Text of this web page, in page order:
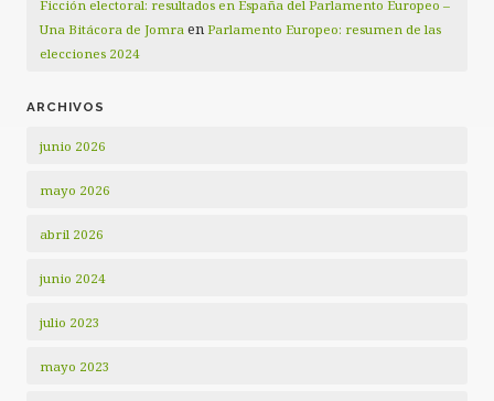
Ficción electoral: resultados en España del Parlamento Europeo –
Una Bitácora de Jomra en Parlamento Europeo: resumen de las
elecciones 2024
ARCHIVOS
junio 2026
mayo 2026
abril 2026
junio 2024
julio 2023
mayo 2023